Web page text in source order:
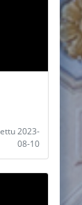
2023-
08-10